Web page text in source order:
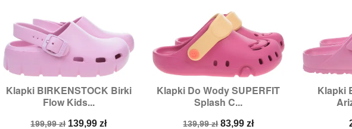
Klapki BIRKENSTOCK Birki
Flow Kids...
Cena
199,99 zł Cena
139,99 zł
Szybki podgląd
Rozmiary:26,27
Klapki Do Wody SUPERFIT
Splash C...
Cena
139,99 zł Cena
83,99 zł
Szybki podgląd
Rozmiary: 31,
Klapki
